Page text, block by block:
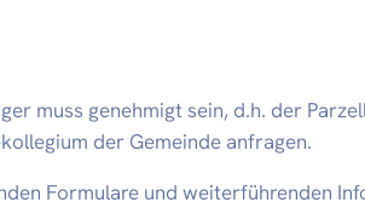
muss genehmigt sein, d.h. der
der Gemeinde anfragen.
Formulare und weiterführenden